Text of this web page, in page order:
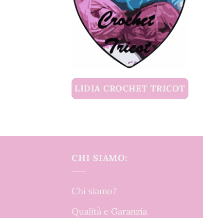
LIDIA CROCHET TRICOT
CHI SIAMO:
Chi siamo?
Qualità e Garanzia